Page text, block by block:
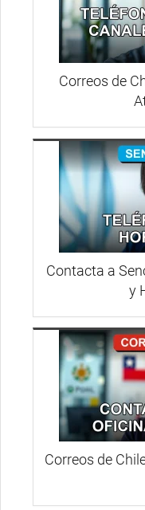
Correos de
Contacta a
y
Correos de